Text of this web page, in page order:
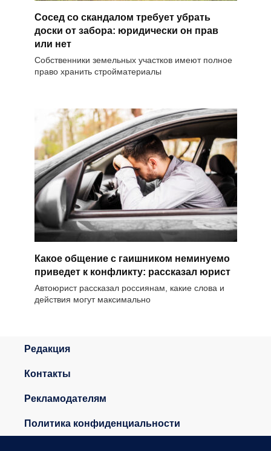
Сосед со скандалом требует убрать
доски от забора: юридически он прав
или нет
Собственники земельных участков имеют полное
право хранить стройматериалы
Какое общение с гаишником неминуемо
приведет к конфликту: рассказал юрист
Автоюрист рассказал россиянам, какие слова и
действия могут максимально
Редакция
Контакты
Рекламодателям
Политика конфиденциальности